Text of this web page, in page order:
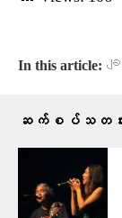
In this article: ခ
ဆက်စပ်သတင်းမ